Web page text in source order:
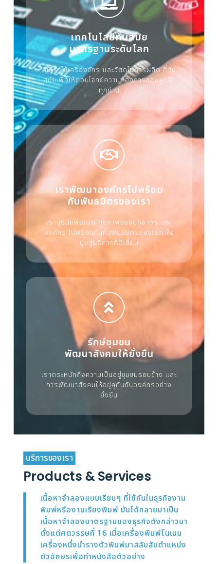
เทคโนโลยีทันสมัย
มาตรฐานระดับโลก
ที่นี่เราใช้เครื่องจักร และวัสดุในการผลิต ที่ทัน
สมัยเพื่อให้ตอบโจทย์ความต้องการของลูกค้า
ทุกท่าน
เราพัฒนาองค์กรไปพร้อม
กับพันธมิตรของเรา
เรามุ่งมั่นพัฒนาศักยภาพของบุคลากร และ
องค์กร ไปพร้อมกันกับพันธมิตรของเราเพื่อ
มุ่งสู่บริการที่ดีเยี่ยม
รักษ์ชุมชน
พัฒนาสังคมให้ยั่งยืน
เราตระหนักถึงความเป็นอยู่ชุมชนรอบข้าง และ
การพัฒนาสังคมให้อยู่คู่กันกับองค์กรอย่าง
ยั่งยืน
บริการของเรา
Products & Services
เนื้อหาจำลองแบบเรียบๆ ที่ใช้กันในธุรกิจงาน
พิมพ์หรืองานเรียงพิมพ์ มันได้กลายมาเป็น
เนื้อหาจำลองมาตรฐานของธุรกิจดังกล่าวมา
ตั้งแต่ศตวรรษที่ 16 เมื่อเครื่องพิมพ์โนเนม
เครื่องหนึ่งนำรางตัวพิมพ์มาสลับสับตำแหน่ง
ตัวอักษรเพื่อทำหนังสือตัวอย่าง